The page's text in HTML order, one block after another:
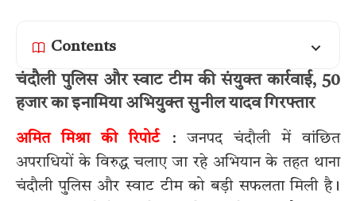
Contents
चंदौली पुलिस और स्वाट टीम की संयुक्त कार्रवाई, 50
हजार का इनामिया अभियुक्त सुनील यादव गिरफ्तार
अमित मिश्रा की रिपोर्ट: जनपद चंदौली में वांछित
अपराधियों के विरुद्ध चलाए जा रहे अभियान के तहत थाना
चंदौली पुलिस और स्वाट टीम को बड़ी सफलता मिली है।